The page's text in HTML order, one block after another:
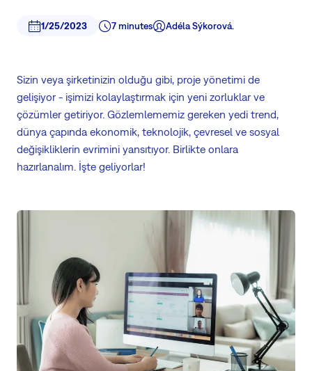
1/25/2023 7 minutes Adéla Sýkorová.
Sizin veya şirketinizin olduğu gibi, proje yönetimi de
gelişiyor - işimizi kolaylaştırmak için yeni zorluklar ve
çözümler getiriyor. Gözlemlememiz gereken yedi trend,
dünya çapında ekonomik, teknolojik, çevresel ve sosyal
değişikliklerin evrimini yansıtıyor. Birlikte onlara
hazırlanalım. İşte geliyorlar!